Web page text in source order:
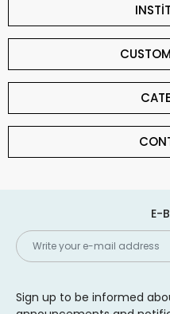
E-
Sign up to be informed